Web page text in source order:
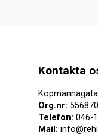
Kontakta
Org.nr:
Telefon: 046-
Mail: